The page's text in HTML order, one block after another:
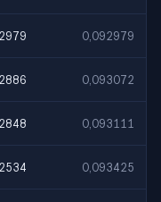
0,092979
0,093072
0,093111
0,093425